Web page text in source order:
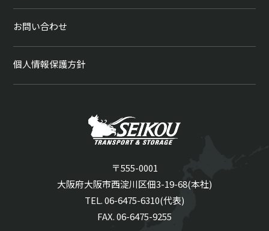
お問い合わせ
個人情報保護方針
〒555-0001
大阪府大阪市西淀川区佃3-19-68(本社)
TEL. 06-6475-6310(代表)
FAX. 06-6475-9255